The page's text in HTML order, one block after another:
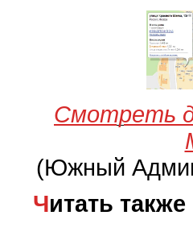
Смотреть
(Южный
Читать также